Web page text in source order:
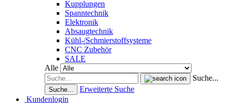
Kupplungen
Spanntechnik
Elektronik
Absaugtechnik
Kühl-/Schmierstoffsysteme
CNC Zubehör
SALE
Alle
Suche...
Suche...
Erweiterte Suche
Kundenlogin